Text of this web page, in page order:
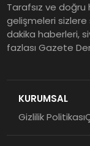
Tarafsız ve doğru
gelişmeleri sizlere
dakika haberleri,
fazlası Gazete
KURUMSAL
Gizlilik Politikası